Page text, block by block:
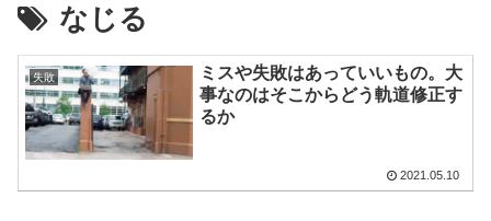
なじる
失敗
ミスや失敗はあっていいもの。大
事なのはそこからどう軌道修正す
るか
2021.05.10